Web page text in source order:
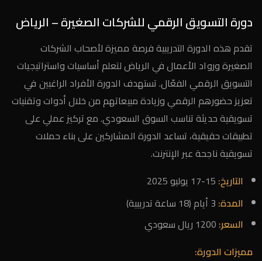
دورة التسويق الرقمي للشركات الصغيرة – الرياض
تقدم هذه الدورة التدريبية فرصة مميزة لأصحاب الشركات
الصغيرة ورواد الأعمال في الرياض لتعلم أساسيات واستراتيجيات
التسويق الرقمي الفعّال. تستهدف الدورة الأفراد الراغبين في
تعزيز حضورهم الرقمي وزيادة مبيعاتهم من خلال أدوات وتقنيات
تسويقية حديثة تناسب السوق السعودي. مع تركيز عملي على
تطبيقات حقيقية، تساعد الدورة المشاركين على بناء حملات
تسويقية ناجحة عبر الإنترنت.
التاريخ:
المدة:
السعر:
مميزات الدورة: